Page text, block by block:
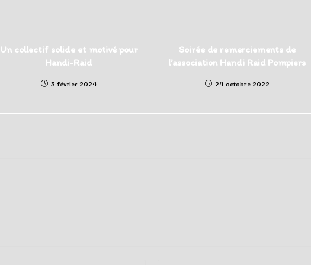
Un collectif solide et motivé pour
Handi-Raid
3 février 2024
Soirée de remerciements de
l’association Handi Raid Pompiers
24 octobre 2022